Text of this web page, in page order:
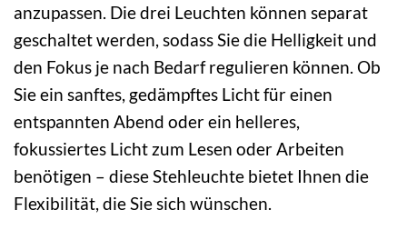
anzupassen. Die drei Leuchten können separat
geschaltet werden, sodass Sie die Helligkeit und
den Fokus je nach Bedarf regulieren können. Ob
Sie ein sanftes, gedämpftes Licht für einen
entspannten Abend oder ein helleres,
fokussiertes Licht zum Lesen oder Arbeiten
benötigen – diese Stehleuchte bietet Ihnen die
Flexibilität, die Sie sich wünschen.